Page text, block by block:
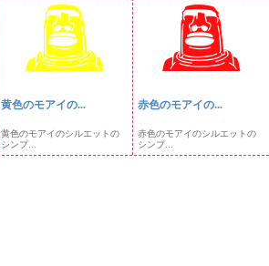
黄色のモアイの...
黄色のモアイのシルエットの
シンプ...
赤色のモアイの...
赤色のモアイのシルエットの
シンプ...